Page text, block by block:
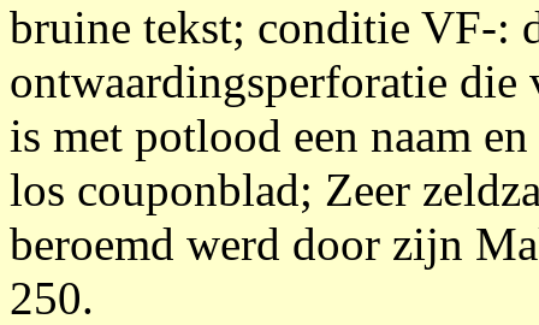
bruine tekst; conditie VF-:
ontwaardingsperforatie
is met potlood een naam
los couponblad; Zeer
beroemd werd door zijn
250.